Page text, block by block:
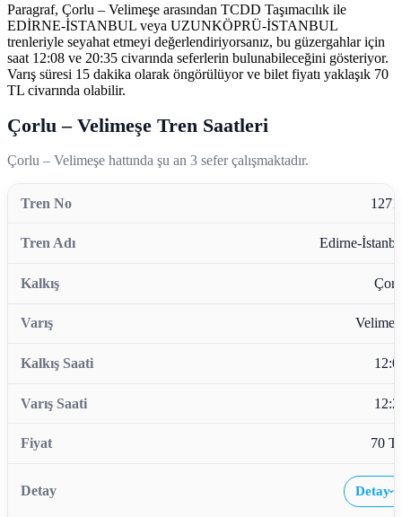
Paragraf, Çorlu – Velimeşe arasından TCDD Taşımacılık ile
EDİRNE-İSTANBUL veya UZUNKÖPRÜ-İSTANBUL
trenleriyle seyahat etmeyi değerlendiriyorsanız, bu güzergahlar için
saat 12:08 ve 20:35 civarında seferlerin bulunabileceğini gösteriyor.
Varış süresi 15 dakika olarak öngörülüyor ve bilet fiyatı yaklaşık 70
TL civarında olabilir.
Çorlu – Velimeşe Tren Saatleri
Çorlu – Velimeşe hattında şu an 3 sefer çalışmaktadır.
Edirne-
70
Detay›